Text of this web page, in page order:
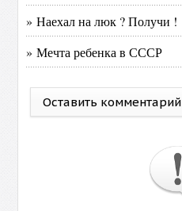
» Наехал на люк ? Получи !
» Мечта ребенка в СССР
Оставить комментарий